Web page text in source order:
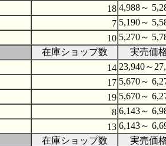
18 4,988～
7 5,190～
10 5,270～
在庫ショップ数 実売価
14 23,940～
17 5,670～
19 5,670～
8 6,143～
13 6,143～
在庫ショップ数 実売価